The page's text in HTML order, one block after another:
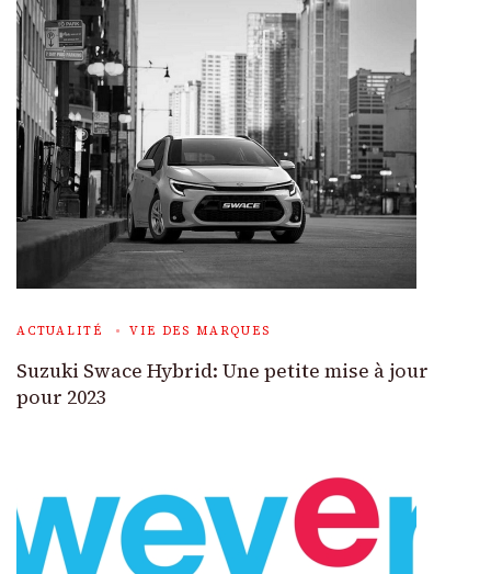
ACTUALITÉ VIE DES MARQUES
Suzuki Swace Hybrid: Une petite mise à jour
pour 2023